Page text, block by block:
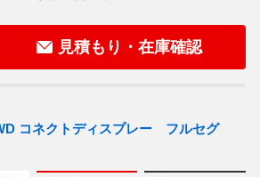
見積もり・在庫確認
コネクトディスプレー フルセグ